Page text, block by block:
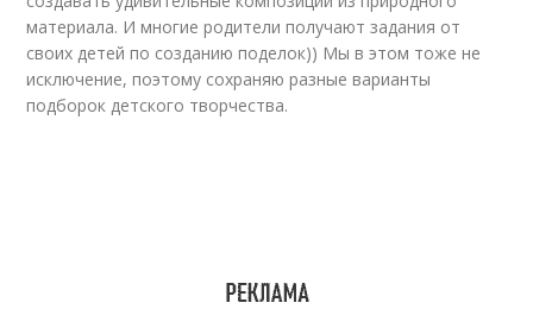
материала. И многие родители получают задания от
своих детей по созданию поделок)) Мы в этом тоже не
исключение, поэтому сохраняю разные варианты
подборок детского творчества.